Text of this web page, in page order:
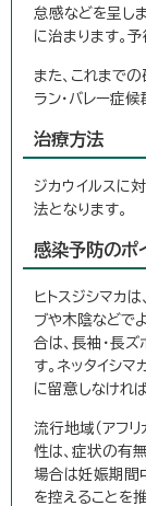
怠感などを呈し
に治まります。
また、これまで
ラン・バレー症
治療方法
ジカウイルスに
法となります。
感染予防のポ
ヒトスジシマカは
ブや木陰などで
合は、長袖・長
す。ネッタイシ
に留意しなけれ
流行地域（アフ
性は、症状の有
場合は妊娠期間
を控えることを